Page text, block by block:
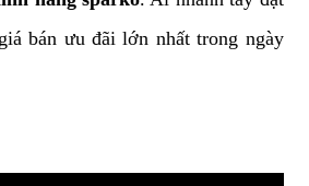
bán ưu đãi lớn nhất trong ngày